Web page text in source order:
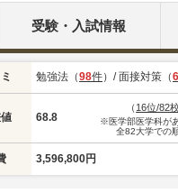
受験・入試情報
勉強法（98件）/ 面接対策（
68.8
（ 16位/82
※医学部医学科が
全82大学での
3,596,800円